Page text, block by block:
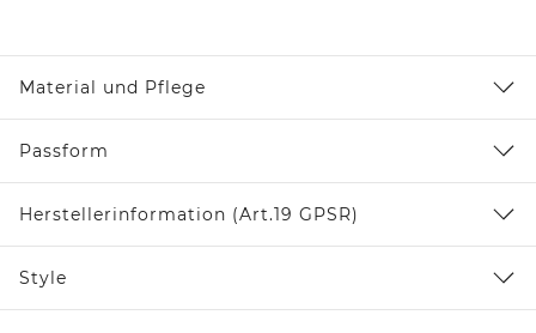
Material und Pflege
Passform
Herstellerinformation (Art.19 GPSR)
Style